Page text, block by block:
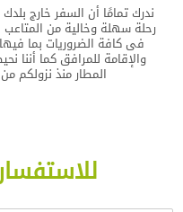
ندرك تمامًا أن السفر خارج
رحلة سهلة وخالية من
فى كافة الضروريات بما
والإقامة للمرافق كما أننا
المطار منذ نزولكم